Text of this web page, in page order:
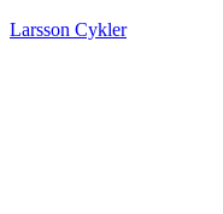
Larsson Cykler